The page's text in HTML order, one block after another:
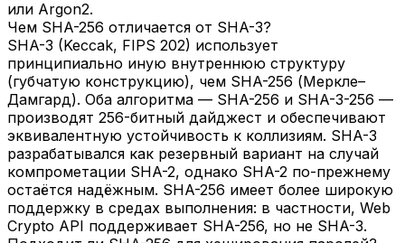
или Argon2.
Чем SHA-256 отличается от SHA-3?
SHA-3 (Keccak, FIPS 202) использует
принципиально иную внутреннюю структуру
(губчатую конструкцию), чем SHA-256 (Меркле–
Дамгард). Оба алгоритма — SHA-256 и SHA-3-256 —
производят 256-битный дайджест и обеспечивают
эквивалентную устойчивость к коллизиям. SHA-3
разрабатывался как резервный вариант на случай
компрометации SHA-2, однако SHA-2 по-прежнему
остаётся надёжным. SHA-256 имеет более широкую
поддержку в средах выполнения: в частности, Web
Crypto API поддерживает SHA-256, но не SHA-3.